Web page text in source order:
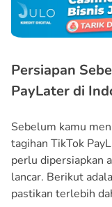
Persiapan
PayLater di
Sebelum kamu
tagihan TikTok
perlu dipersiapkan
lancar. Berikut
pastikan terlebih